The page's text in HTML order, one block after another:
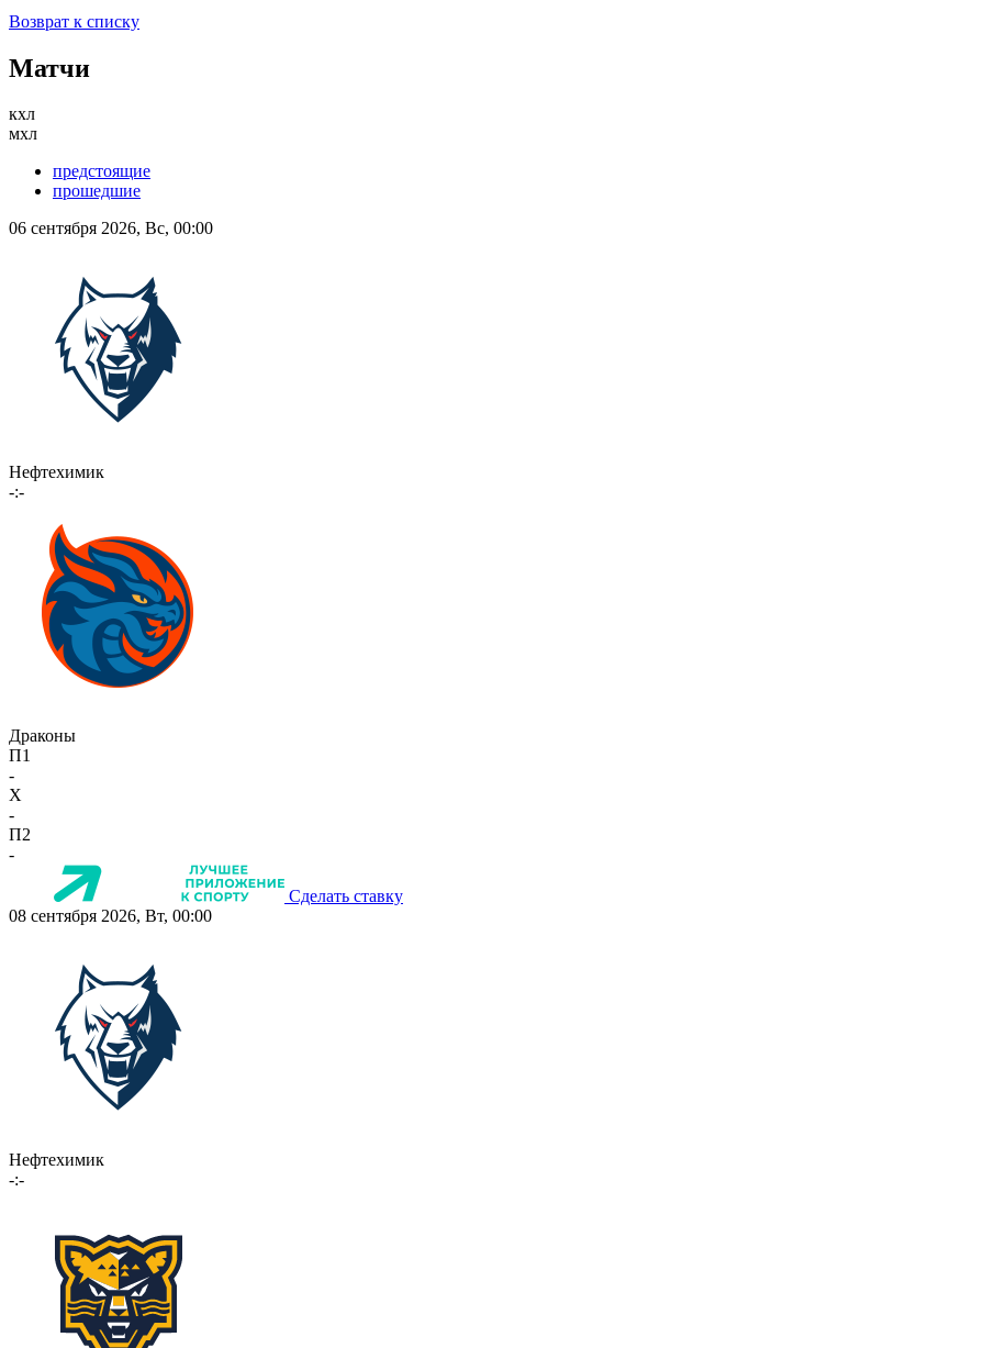
Возврат к списку
Матчи
кхл
мхл
предстоящие
прошедшие
06 сентября 2026, Вс, 00:00
Нефтехимик
-:-
Драконы
П1
-
X
-
П2
-
Сделать ставку
08 сентября 2026, Вт, 00:00
Нефтехимик
-:-